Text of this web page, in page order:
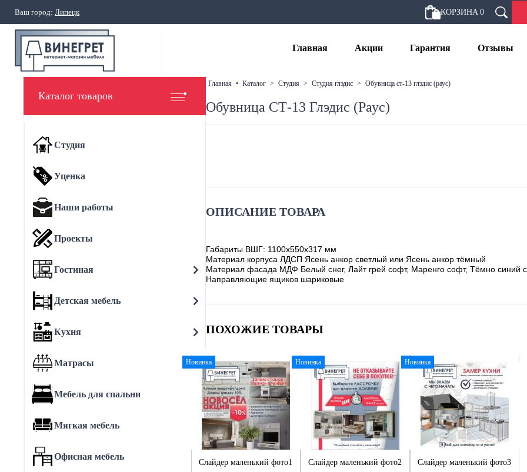
Ваш город: Липецк КОРЗИНА 0
Главная Акции Гарантия Отзывы
Каталог товаров
Студия
Уценка
Наши работы
Проекты
Гостиная
Детская мебель
Кухня
Матрасы
Мебель для спальни
Мягкая мебель
Офисная мебель
главная • каталог > студия > студия глэдис > обувница ст-13 глэдис (раус)
Обувница СТ-13 Глэдис (Раус)
ОПИСАНИЕ ТОВАРА
Габариты ВШГ: 1100х550х317 мм
Материал корпуса ЛДСП Ясень анкор светлый или Ясень анкор тёмный
Материал фасада МДФ Белый снег, Лайт грей софт, Маренго софт, Тёмно синий
Направляющие ящиков шариковые
ПОХОЖИЕ ТОВАРЫ
Новинка
Слайдер маленький фото1
Новинка
Слайдер маленький фото2
Новинка
Слайдер маленький фото3